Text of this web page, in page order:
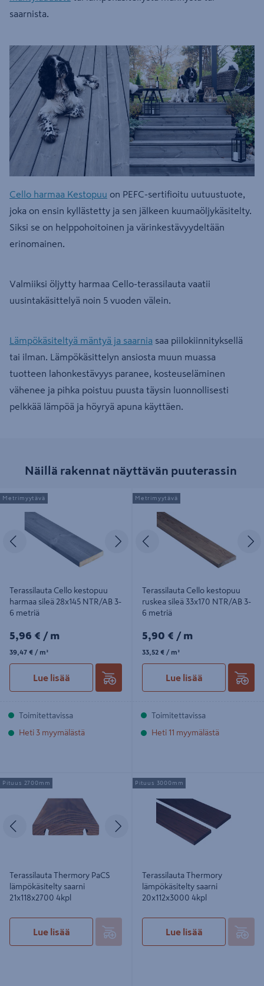
saarnista.
Cello harmaa Kestopuu on PEFC-sertifioitu uutuustuote,
joka on ensin kyllästetty ja sen jälkeen kuumaöljykäsitelty.
Siksi se on helppohoitoinen ja värinkestävyydeltään
erinomainen.
Valmiiksi öljytty harmaa Cello-terassilauta vaatii
uusintakäsittelyä noin 5 vuoden välein.
Lämpökäsiteltyä mäntyä ja saarnia saa piilokiinnityksellä
tai ilman. Lämpökäsittelyn ansiosta muun muassa
tuotteen lahonkestävyys paranee, kosteuseläminen
vähenee ja pihka poistuu puusta täysin luonnollisesti
pelkkää lämpöä ja höyryä apuna käyttäen.
Näillä rakennat näyttävän puuterassin
Terassilauta Cello kestopuu harmaa
sileä 28x145 NTR/AB 3-6 metriä
Edellinen Seuraava
Terassilauta Cello kestopuu
harmaa sileä 28x145 NTR/AB 3-
6 metriä
5,96€/m
5,96 € / m
39,47€/m²
39,47 € / m²
Lue lisää
Metrimyytävä
Toimitettavissa
Heti 3 myymälästä
Terassilauta Cello kestopuu ruskea
sileä 33x170 NTR/AB 3-6 metriä
Edellinen
Terassilauta Cello kestopuu
ruskea sileä 33x170 NTR/AB 3-
6 metriä
5,90€/m
5,90 € / m
33,52€/m²
33,52 € / m²
Lue lisää
Metrimyytävä
Toimitettavissa
Heti 11 myymälästä
Terassilauta Thermory PaCS
lämpökäsitelty saarni 21x118x2700
Edellinen
Terassilauta Thermory PaCS
lämpökäsitelty saarni
21x118x2700 4kpl
Lue lisää
Pituus 2700mm
Terassilauta Thermory
lämpökäsitelty saarni 20x112x3000
Terassilauta Thermory
lämpökäsitelty saarni
20x112x3000 4kpl
Lue lisää
Pituus 3000mm